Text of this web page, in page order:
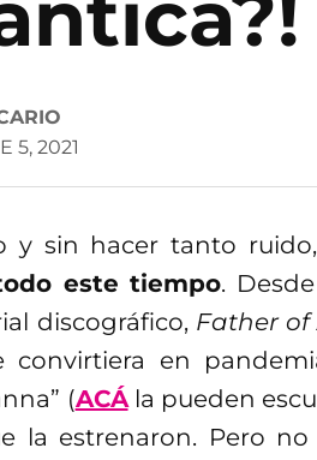
5, 2021
y sin hacer tanto
este tiempo.
discográfico, Father of
convirtiera en
(ACÁla pueden
la estrenaron. Pero